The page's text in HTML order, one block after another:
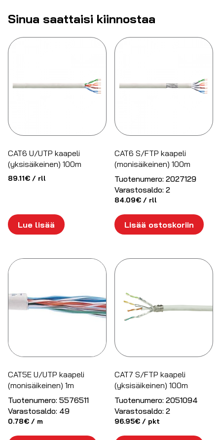
Sinua saattaisi kiinnostaa
CAT6 U/UTP kaapeli
(yksisäikeinen) 100m
89.11€ / rll
Lue lisää
CAT6 S/FTP kaapeli
(monisäikeinen) 100m
Tuotenumero: 2027129
Varastosaldo: 2
84.09€ / rll
Lisää ostoskoriin
CAT5E U/UTP kaapeli
(monisäikeinen) 1m
Tuotenumero: 5576511
Varastosaldo: 49
0.78€ / m
CAT7 S/FTP kaapeli
(yksisäikeinen) 100m
Tuotenumero: 2051094
Varastosaldo: 2
96.95€ / pkt